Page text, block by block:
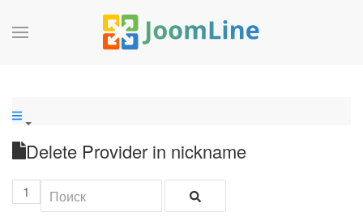
Delete Provider in nickname
1